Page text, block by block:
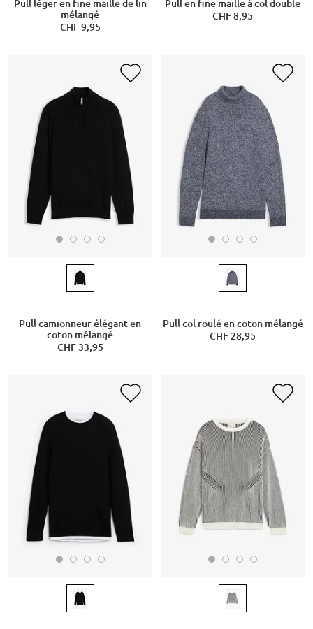
Pull léger en fine maille de lin
mélangé
CHF 9,95
Pull en fine maille à col double
CHF 8,95
Pull camionneur élégant en
coton mélangé
CHF 33,95
Pull col roulé en coton mélangé
CHF 28,95